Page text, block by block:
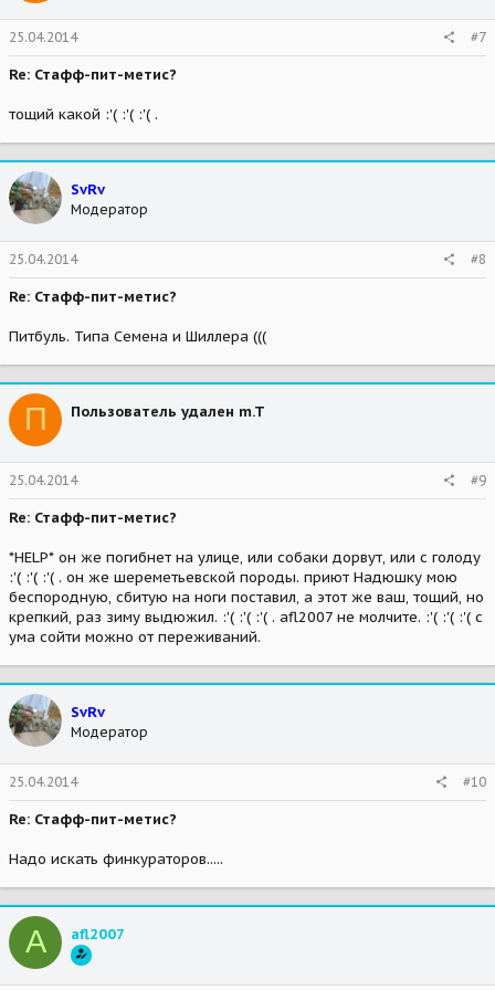
25.04.2014 #7
Re: Стафф-пит-метис?
тощий какой :'( :'( :'( .
SvRv
Модератор
25.04.2014 #8
Re: Стафф-пит-метис?
Питбуль. Типа Семена и Шиллера (((
П Пользователь удален m.T
25.04.2014 #9
Re: Стафф-пит-метис?
*HELP* он же погибнет на улице, или собаки дорвут, или с голоду
:'( :'( :'( . он же шереметьевской породы. приют Надюшку мою
беспородную, сбитую на ноги поставил, а этот же ваш, тощий, но
крепкий, раз зиму выдюжил. :'( :'( :'( . afl2007 не молчите. :'( :'( :'( с
ума сойти можно от переживаний.
SvRv
Модератор
25.04.2014 #10
Re: Стафф-пит-метис?
Надо искать финкураторов.....
A afl2007